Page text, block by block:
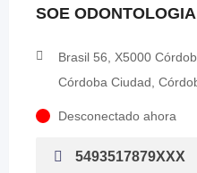
SOE
Brasil 56, X5000
Córdoba Ciudad,
Desconectado ahora
5493517879XXX